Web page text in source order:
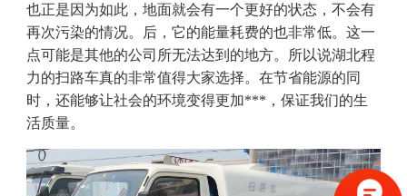
也正是因为如此，地面就会有一个更好的状态，不会有
再次污染的情况。后，它的能量耗费的也非常低。这一
点可能是其他的公司所无法达到的地方。所以说湖北程
力的扫路车真的非常值得大家选择。在节省能源的同
时，还能够让社会的环境变得更加***，保证我们的生
活质量。